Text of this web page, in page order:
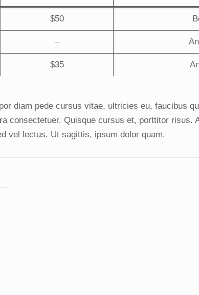
$50
–
$35
diam pede cursus vitae, ultricies eu, faucibus
consectetuer. Quisque cursus et, porttitor risus.
vel lectus. Ut sagittis, ipsum dolor quam.